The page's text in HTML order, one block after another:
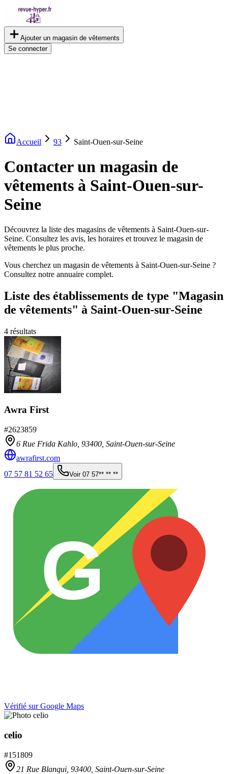
Ajouter un magasin de vêtements
Se connecter
Accueil 93 Saint-Ouen-sur-Seine
Contacter un magasin de
vêtements à Saint-Ouen-sur-
Seine
Découvrez la liste des magasins de vêtements à Saint-Ouen-sur-
Seine. Consultez les avis, les horaires et trouvez le magasin de
vêtements le plus proche.
Vous cherchez un magasin de vêtements à Saint-Ouen-sur-Seine ?
Consultez notre annuaire complet.
Liste des établissements de type "Magasin
de vêtements" à Saint-Ouen-sur-Seine
4 résultats
Awra First
#2623859
6 Rue Frida Kahlo, 93400 Saint-Ouen-sur-Seine
awrafirst.com
07 57 81 52 65
Voir 07 57** ** **
G
Vérifié sur Google Maps
celio
#151809
21 Rue Blanqui, 93400 Saint-Ouen-sur-Seine